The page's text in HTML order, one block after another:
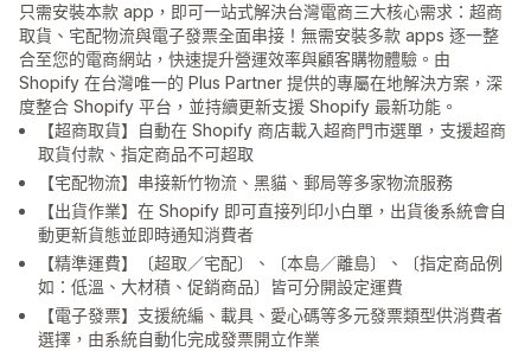
只需安裝本款 app，即可一站式解決台灣電商三大核心需求：超商
取貨、宅配物流與電子發票全面串接！無需安裝多款 apps 逐一整
合至您的電商網站，快速提升營運效率與顧客購物體驗。由
Shopify 在台灣唯一的 Plus Partner 提供的專屬在地解決方案，深
度整合 Shopify 平台，並持續更新支援 Shopify 最新功能。
【超商取貨】自動在 Shopify 商店載入超商門市選單，支援超商
取貨付款、指定商品不可超取
【宅配物流】串接新竹物流、黑貓、郵局等多家物流服務
【出貨作業】在 Shopify 即可直接列印小白單，出貨後系統會自
動更新貨態並即時通知消費者
【精準運費】〔超取／宅配〕、〔本島／離島〕、〔指定商品例
如：低溫、大材積、促銷商品〕皆可分開設定運費
【電子發票】支援統編、載具、愛心碼等多元發票類型供消費者
選擇，由系統自動化完成發票開立作業